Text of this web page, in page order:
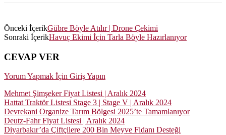
Önceki İçerikGübre Böyle Atılır | Drone Çekimi
Sonraki İçerikHavuç Ekimi İçin Tarla Böyle Hazırlanıyor
CEVAP VER
Yorum Yapmak İçin Giriş Yapın
Mehmet Şimşeker Fiyat Listesi | Aralık 2024
Hattat Traktör Listesi Stage 3 | Stage V | Aralık 2024
Devrekani Organize Tarım Bölgesi 2025’te Tamamlanıyor
Deutz-Fahr Fiyat Listesi | Aralık 2024
Diyarbakır’da Çiftçilere 200 Bin Meyve Fidanı Desteği